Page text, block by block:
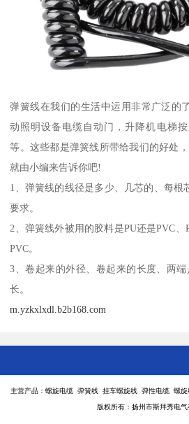
弹簧线在我们的生活中运用非常广泛的
动照明设备电缆自动门，升降机电梯
等。这些都是弹簧线所带给我们的好处
就由小编来告诉你吧!
1、弹簧线的线径是多少、几芯的、每根
要求。
2、弹簧线外被用的胶料是PU还是PVC、
PVC。
3、卷起来的外径、卷起来的长度、两
长。
m.yzkxlxdl.b2b168.com
主营产品：螺旋电缆 弹簧线 挂车螺旋线 弹性电缆 螺
版权所有：扬州市斯拜秀电气